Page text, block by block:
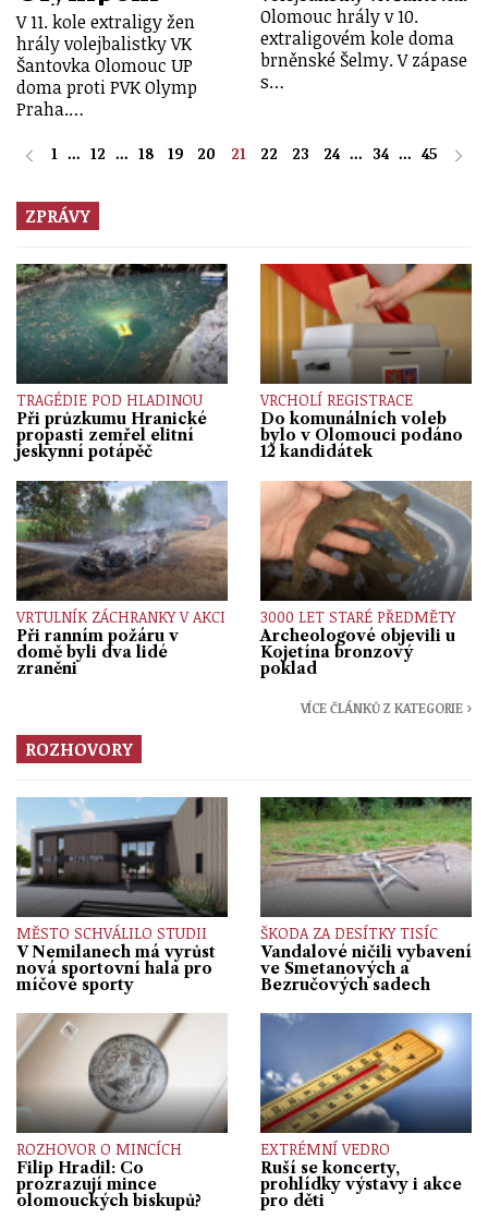
V 11. kole extraligy žen
hrály volejbalistky VK
Šantovka Olomouc UP
doma proti PVK Olymp
Praha.…
Olomouc hrály v 10.
extraligovém kole doma
brněnské Šelmy. V zápase
s…
1 ... 12 ... 18 19 20 21 22 23 24 ... 34 ... 45
ZPRÁVY
TRAGÉDIE POD HLADINOU
Při průzkumu Hranické
propasti zemřel elitní
jeskynní potápěč
VRCHOLÍ REGISTRACE
Do komunálních voleb
bylo v Olomouci podáno
12 kandidátek
VRTULNÍK ZÁCHRANKY V AKCI
Při ranním požáru v
domě byli dva lidé
zraněni
3000 LET STARÉ PŘEDMĚTY
Archeologové objevili u
Kojetína bronzový
poklad
VÍCE ČLÁNKŮ Z KATEGORIE ›
ROZHOVORY
MĚSTO SCHVÁLILO STUDII
V Nemilanech má vyrůst
nová sportovní hala pro
míčové sporty
ŠKODA ZA DESÍTKY TISÍC
Vandalové ničili vybavení
ve Smetanových a
Bezručových sadech
ROZHOVOR O MINCÍCH
Filip Hradil: Co
prozrazují mince
olomouckých biskupů?
EXTRÉMNÍ VEDRO
Ruší se koncerty,
prohlídky výstavy i akce
pro děti